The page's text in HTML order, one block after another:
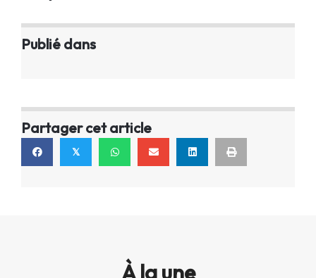
Publié dans
Partager cet article
𝕏